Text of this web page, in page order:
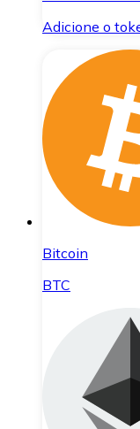
Adicione o
Bitcoin
BTC